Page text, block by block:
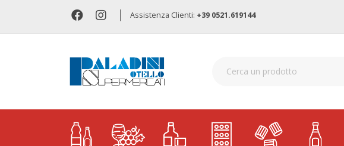
| Assistenza Clienti: +39 0521.619144